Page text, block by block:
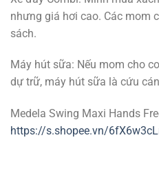
nhưng giá hơi cao. Các mom
sách.
Máy hút sữa: Nếu mom cho
dự trữ, máy hút sữa là cứu
Medela Swing Maxi Hands
https://s.shopee.vn/